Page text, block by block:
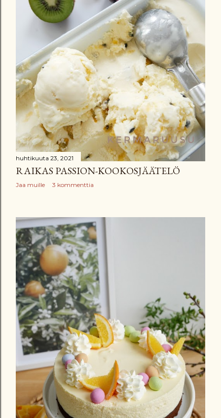
huhtikuuta 23, 2021
RAIKAS PASSION-KOOKOSJÄÄTELÖ
Jaa muille 3 kommenttia